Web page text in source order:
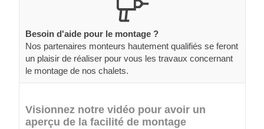
Besoin d'aide pour le montage ?
Nos partenaires monteurs hautement qualifiés se feront
un plaisir de réaliser pour vous les travaux concernant
le montage de nos chalets.
Visionnez notre vidéo pour avoir un
aperçu de la facilité de montage